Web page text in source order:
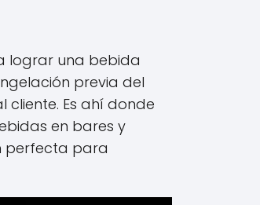
lograr una bebida
previa del
cliente. Es ahí donde
en bares y
perfecta para